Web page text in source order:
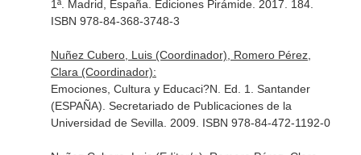
1ª. Madrid, España. Ediciones Pirámide. 2017. 184.
ISBN 978-84-368-3748-3
Nuñez Cubero, Luis (Coordinador), Romero Pérez,
Clara (Coordinador):
Emociones, Cultura y Educaci?N. Ed. 1. Santander
(ESPAÑA). Secretariado de Publicaciones de la
Universidad de Sevilla. 2009. ISBN 978-84-472-1192-0